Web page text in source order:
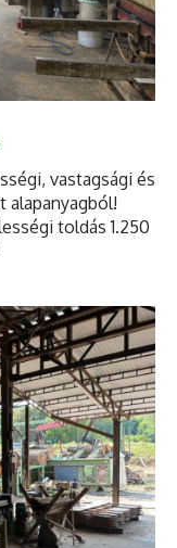
vastagsági és
alapanyagból!
toldás 1.250